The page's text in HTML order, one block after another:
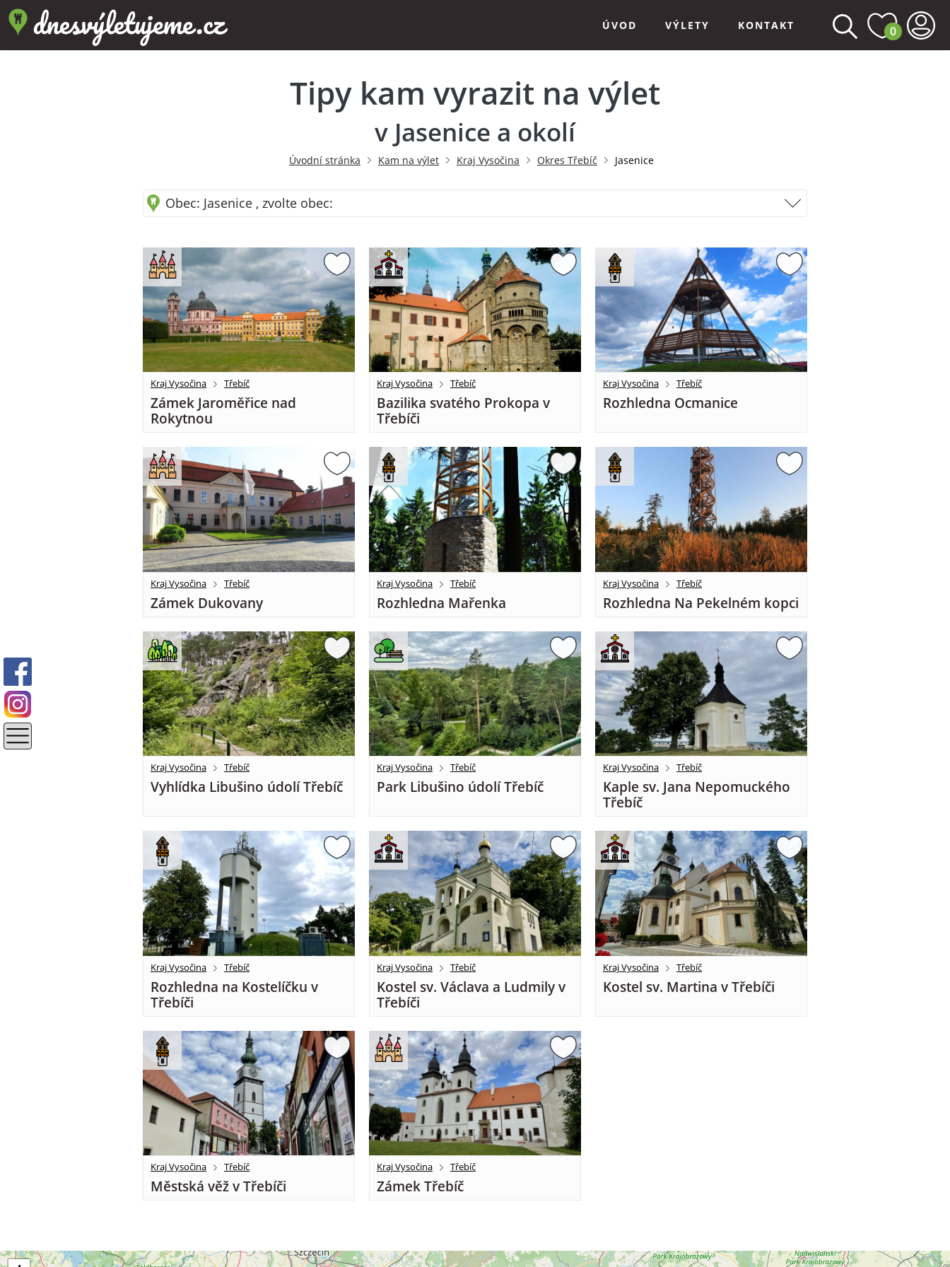
ÚVOD VÝLETY KONTAKT 0
Tipy kam vyrazit na výlet
v Jasenice a okolí
Úvodní stránka Kam na výlet Kraj Vysočina Okres Třebíč Jasenice
Obec: Jasenice , zvolte obec:
Kraj Vysočina Třebíč
Zámek Jaroměřice nad
Rokytnou
Kraj Vysočina Třebíč
Bazilika svatého Prokopa v
Třebíči
Kraj Vysočina Třebíč
Rozhledna Ocmanice
Kraj Vysočina Třebíč
Zámek Dukovany
Kraj Vysočina Třebíč
Rozhledna Mařenka
Kraj Vysočina Třebíč
Rozhledna Na Pekelném kopci
Kraj Vysočina Třebíč
Vyhlídka Libušino údolí Třebíč
Kraj Vysočina Třebíč
Park Libušino údolí Třebíč
Kraj Vysočina Třebíč
Kaple sv. Jana Nepomuckého
Třebíč
Kraj Vysočina Třebíč
Rozhledna na Kostelíčku v
Třebíči
Kraj Vysočina Třebíč
Kostel sv. Václava a Ludmily v
Třebíči
Kraj Vysočina Třebíč
Kostel sv. Martina v Třebíči
Kraj Vysočina Třebíč
Městská věž v Třebíči
Kraj Vysočina Třebíč
Zámek Třebíč